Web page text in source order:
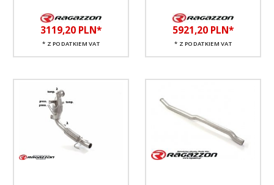
3119,20 PLN*
* Z PODATKIEM VAT
5921,20 PLN*
* Z PODATKIEM VAT